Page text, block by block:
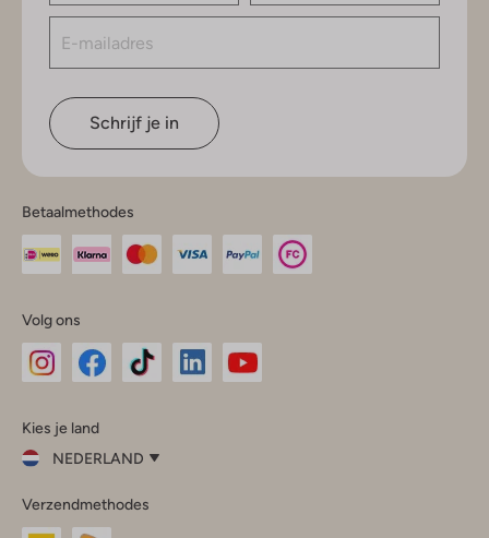
Schrijf je in
Betaalmethodes
Volg ons
InstagramFacebook
Kies je land
NEDERLAND
je
land
Verzendmethodes